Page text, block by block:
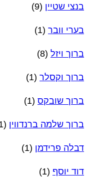
בנצי שטיין (9)
בערי וובר (1)
ברוך ויזל (8)
ברוך וקסלר (1)
ברוך שובקס (1)
ברוך שלמה ברנדווין (1)
דבלה פרידמן (1)
דוד יוסף (1)